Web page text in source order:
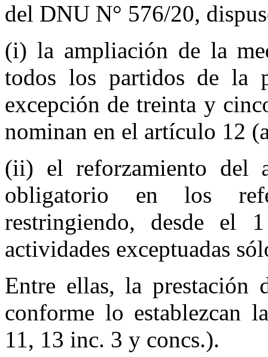
del DNU N° 576/20,
(i) la ampliación de la
todos los partidos de la
excepción de treinta y
nominan en el artículo 12
(ii) el reforzamiento del
obligatorio en los
restringiendo, desde
actividades exceptuadas
Entre ellas, la prestación
conforme lo establezcan
11, 13 inc. 3 y concs.).